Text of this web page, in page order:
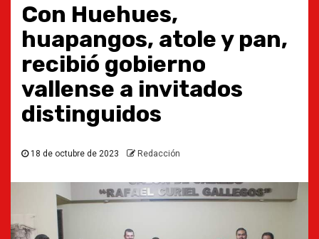
Con Huehues,
huapangos, atole y pan,
recibió gobierno
vallense a invitados
distinguidos
18 de octubre de 2023 Redacción